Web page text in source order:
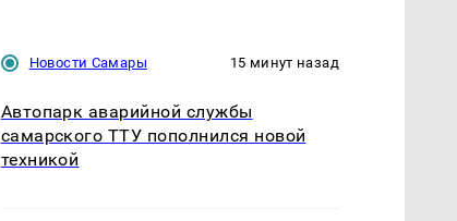
Новости Самары 15 минут назад
Автопарк аварийной службы
самарского ТТУ пополнился новой
техникой